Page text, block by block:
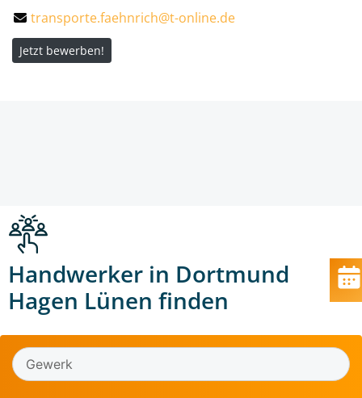
transporte.faehnrich@t-online.de
Jetzt bewerben!
Handwerker in Dortmund
Hagen Lünen finden